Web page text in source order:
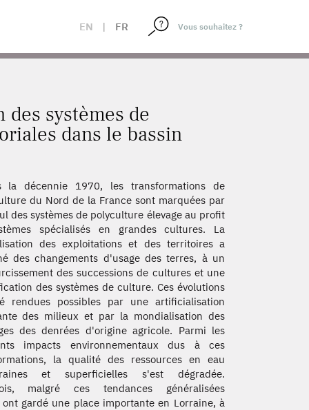
EN | FR
TERRITORIALES DANS LE BASSIN RHIN-MEUSE
systèmes de
dans le bassin
la décennie 1970, les transformations de
du Nord de la France sont marquées par
des systèmes de polyculture élevage au profit
spécialisés en grandes cultures. La
des exploitations et des territoires a
des changements d'usage des terres, à un
des successions de cultures et une
des systèmes de culture. Ces évolutions
rendues possibles par une artificialisation
des milieux et par la mondialisation des
des denrées d'origine agricole. Parmi les
impacts environnementaux dus à ces
la qualité des ressources en eau
et superficielles s'est dégradée.
malgré ces tendances généralisées
gardé une place importante en Lorraine, à